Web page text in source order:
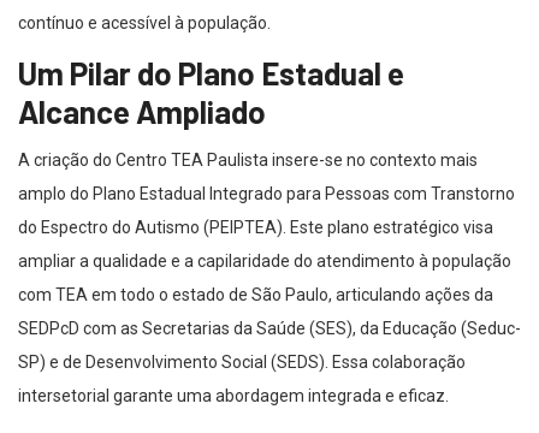
contínuo e acessível à população.
Um Pilar do Plano Estadual e
Alcance Ampliado
A criação do Centro TEA Paulista insere-se no contexto mais
amplo do Plano Estadual Integrado para Pessoas com Transtorno
do Espectro do Autismo (PEIPTEA). Este plano estratégico visa
ampliar a qualidade e a capilaridade do atendimento à população
com TEA em todo o estado de São Paulo, articulando ações da
SEDPcD com as Secretarias da Saúde (SES), da Educação (Seduc-
SP) e de Desenvolvimento Social (SEDS). Essa colaboração
intersetorial garante uma abordagem integrada e eficaz.